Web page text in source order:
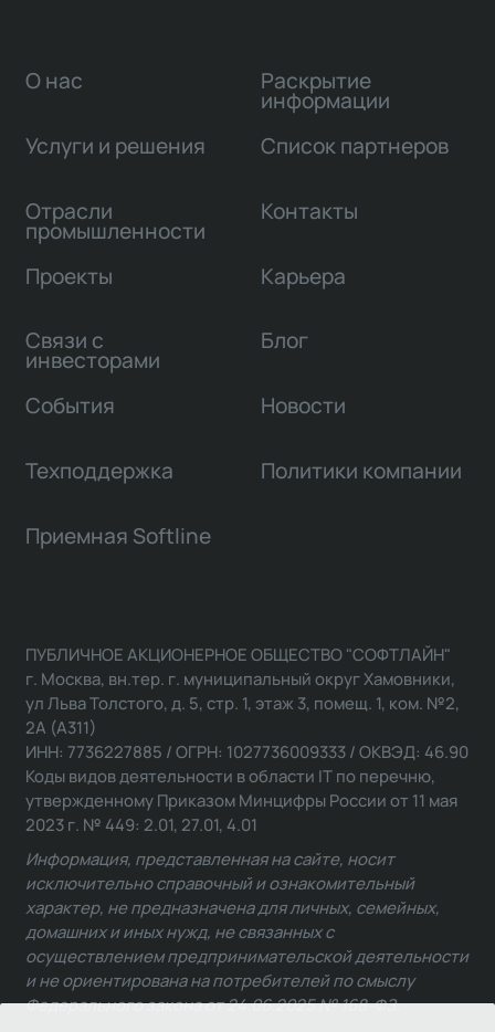
О нас
Услуги и решения
Отрасли
промышленности
Проекты
Связи с
инвесторами
Раскрытие
информации
Список партнеров
Контакты
Карьера
Блог
События Новости
Техподдержка Политики компании
Приемная Softline
ПУБЛИЧНОЕ АКЦИОНЕРНОЕ ОБЩЕСТВО "СОФТЛАЙН"
г. Москва, вн.тер. г. муниципальный округ Хамовники,
ул Льва Толстого, д. 5, стр. 1, этаж 3, помещ. 1, ком. №2,
2А (А311)
ИНН: 7736227885 / ОГРН: 1027736009333 / ОКВЭД: 46.90
Коды видов деятельности в области IT по перечню,
утвержденному Приказом Минцифры России от 11 мая
2023 г. № 449: 2.01, 27.01, 4.01
Информация, представленная на сайте, носит
исключительно справочный и ознакомительный
характер, не предназначена для личных, семейных,
домашних и иных нужд, не связанных с
осуществлением предпринимательской деятельности
и не ориентирована на потребителей по смыслу
Федерального закона от 24.06.2025 № 168-ФЗ.